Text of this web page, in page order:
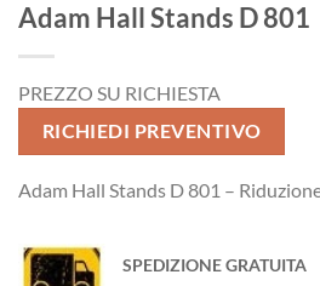
Adam Hall Stands D 801
PREZZO SU RICHIESTA
RICHIEDI PREVENTIVO
Adam Hall Stands D 801 –
SPEDIZIONE GRATUITA